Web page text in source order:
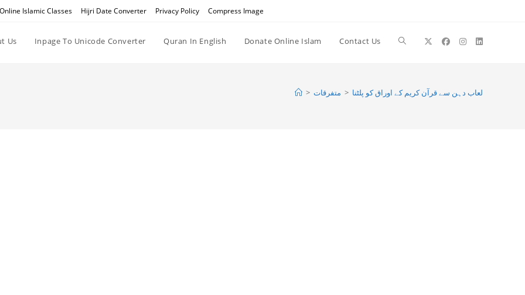
Online Islamic Classes Hijri Date Converter Privacy Policy Compress Image
Us Inpage To Unicode Converter Quran In English Donate Online Islam Contact Us Toggle
> متفرقات > لعاب دہن سے قرآن کریم کے اوراق کو پلٹنا